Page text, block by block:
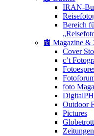
IRAN-
Bereich
📰 Magazine &
Cover
c’t
foto
Outdoor
Pictures
Zeitungen